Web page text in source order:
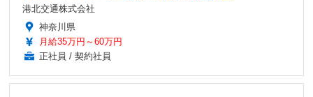
港北交通株式会社
神奈川県
月給35万円～60万円
正社員 / 契約社員